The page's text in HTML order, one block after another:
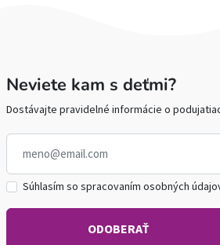
Neviete kam s deťmi?
Dostávajte pravidelné informácie o
Súhlasím so spracovaním osobných